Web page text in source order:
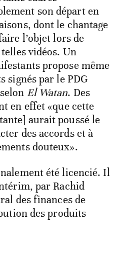
son départ en
dont le chantage
l’objet lors de
vidéos. Un
propose même
signés par le PDG
El Watan. Des
en effet «que cette
aurait poussé le
des accords et à
douteux».
été licencié. Il
par Rachid
des finances de
des produits